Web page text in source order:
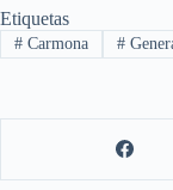
Etiquetas
#Carmona #